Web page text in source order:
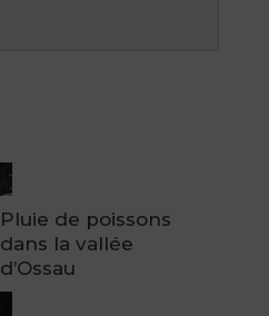
Pluie de poissons
dans la vallée
d’Ossau